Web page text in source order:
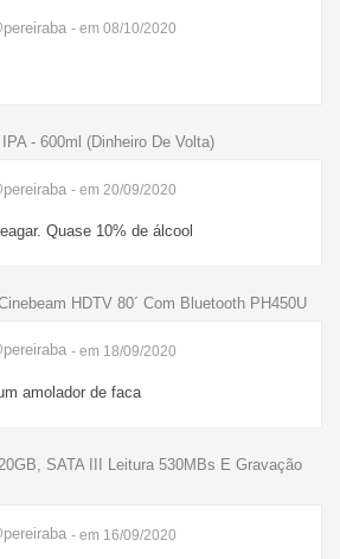
- em 08/10/2020
- 600ml (Dinheiro De Volta)
- em 20/09/2020
Quase 10% de álcool
HDTV 80´ Com Bluetooth PH450U
- em 18/09/2020
amolador de faca
SATA III Leitura 530MBs E Gravação
- em 16/09/2020